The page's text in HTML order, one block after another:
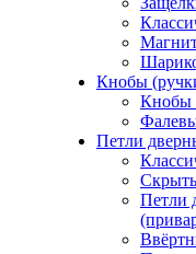
Кнобы
Кнобы
Петли
Петли